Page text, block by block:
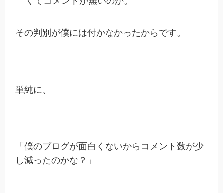
その判別が僕には付かなかったからです。
単純に、
「僕のブログが面白くないからコメント数が少
し減ったのかな？」